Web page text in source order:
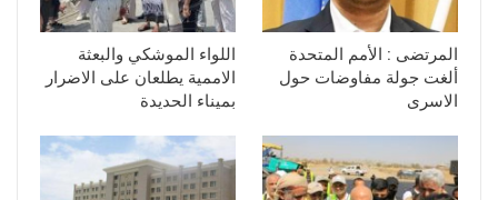
المرتضى : الأمم المتحدة
ألغت جولة مفاوضات حول
الاسرى
اللواء الموشكي والبعثة
الاممية يطلعان على الاضرار
بميناء الحديدة